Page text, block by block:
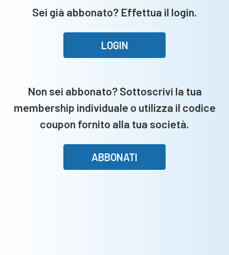
il
conquista
i
play
Sei già abbonato? Effettua il login.
LOGIN
Non sei abbonato? Sottoscrivi la tua
membership individuale o utilizza il codice
coupon fornito alla tua società.
ABBONATI